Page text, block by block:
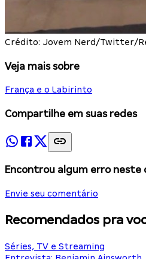
Crédito: Jovem Nerd/Twitter/
Veja mais sobre
França e o Labirinto
Compartilhe em suas redes
Encontrou algum erro neste
Envie seu comentário
Recomendados pra
Séries, TV e Streaming